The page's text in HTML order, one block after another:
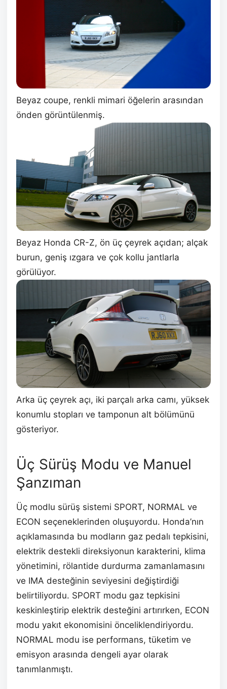
Beyaz coupe, renkli mimari öğelerin arasından
önden görüntülenmiş.
Beyaz Honda CR-Z, ön üç çeyrek açıdan; alçak
burun, geniş ızgara ve çok kollu jantlarla
görülüyor.
Arka üç çeyrek açı, iki parçalı arka camı, yüksek
konumlu stopları ve tamponun alt bölümünü
gösteriyor.
Üç Sürüş Modu ve Manuel
Şanzıman
Üç modlu sürüş sistemi SPORT, NORMAL ve
ECON seçeneklerinden oluşuyordu. Honda’nın
açıklamasında bu modların gaz pedalı tepkisini,
elektrik destekli direksiyonun karakterini, klima
yönetimini, rölantide durdurma zamanlamasını
ve IMA desteğinin seviyesini değiştirdiği
belirtiliyordu. SPORT modu gaz tepkisini
keskinleştirip elektrik desteğini artırırken, ECON
modu yakıt ekonomisini önceliklendiriyordu.
NORMAL modu ise performans, tüketim ve
emisyon arasında dengeli ayar olarak
tanımlanmıştı.